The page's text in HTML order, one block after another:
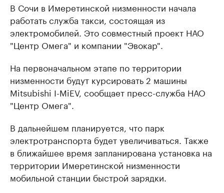
В Сочи в Имеретинской низменности начала
работать служба такси, состоящая из
электромобилей. Это совместный проект НАО
"Центр Омега" и компании "Эвокар".
На первоначальном этапе по территории
низменности будут курсировать 2 машины
Mitsubishi I-MiEV, сообщает пресс-служба НАО
"Центр Омега".
В дальнейшем планируется, что парк
электротранспорта будет увеличиваться. Также
в ближайшее время запланирована установка на
территории Имеретинской низменности
мобильной станции быстрой зарядки.